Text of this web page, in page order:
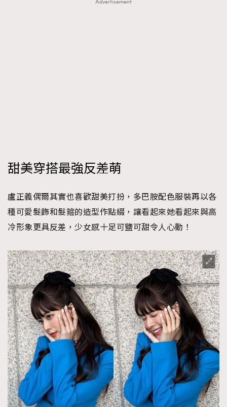
甜美穿搭最強反差萌
盧正義偶爾其實也喜歡甜美打扮，多巴胺配色服裝再以各
種可愛髮飾和髮箍的造型作點綴，讓看起來她看起來與高
冷形象更具反差，少女感十足可鹽可甜令人心動！